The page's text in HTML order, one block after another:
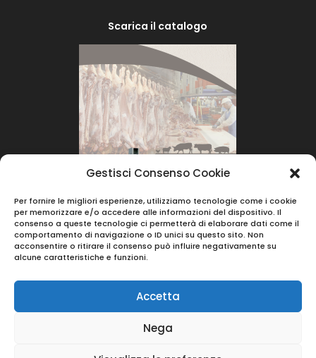
Gestisci Consenso Cookie
Per fornire le migliori esperienze, utilizziamo tecnologie come i cookie
per memorizzare e/o accedere alle informazioni del dispositivo. Il
consenso a queste tecnologie ci permetterà di elaborare dati come il
comportamento di navigazione o ID unici su questo sito. Non
acconsentire o ritirare il consenso può influire negativamente su
alcune caratteristiche e funzioni.
Accetta
Nega
Scarica il catalogo